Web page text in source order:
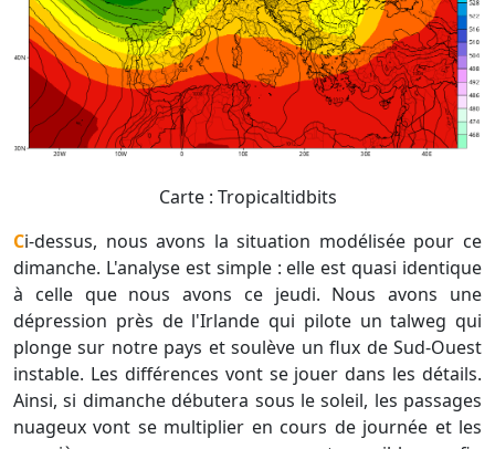
Carte : Tropicaltidbits
Ci-dessus, nous avons la situation modélisée pour ce
dimanche. L'analyse est simple : elle est quasi identique
à celle que nous avons ce jeudi. Nous avons une
dépression près de l'Irlande qui pilote un talweg qui
plonge sur notre pays et soulève un flux de Sud-Ouest
instable. Les différences vont se jouer dans les détails.
Ainsi, si dimanche débutera sous le soleil, les passages
nuageux vont se multiplier en cours de journée et les